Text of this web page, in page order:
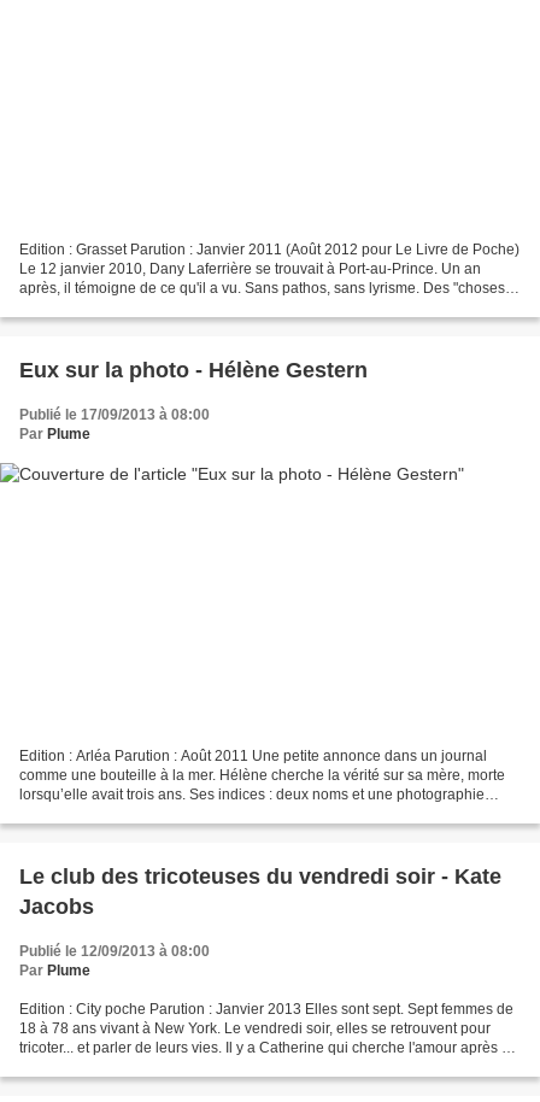
Edition : Grasset Parution : Janvier 2011 (Août 2012 pour Le Livre de Poche)
Le 12 janvier 2010, Dany Laferrière se trouvait à Port-au-Prince. Un an
après, il témoigne de ce qu'il a vu. Sans pathos, sans lyrisme. Des "choses
Eux sur la photo - Hélène Gestern
Publié le 17/09/2013 à 08:00
Par Plume
Edition : Arléa Parution : Août 2011 Une petite annonce dans un journal
comme une bouteille à la mer. Hélène cherche la vérité sur sa mère, morte
lorsqu’elle avait trois ans. Ses indices : deux noms et une photographie
Le club des tricoteuses du vendredi soir - Kate
Jacobs
Publié le 12/09/2013 à 08:00
Par Plume
Edition : City poche Parution : Janvier 2013 Elles sont sept. Sept femmes de
18 à 78 ans vivant à New York. Le vendredi soir, elles se retrouvent pour
tricoter... et parler de leurs vies. Il y a Catherine qui cherche l'amour après un